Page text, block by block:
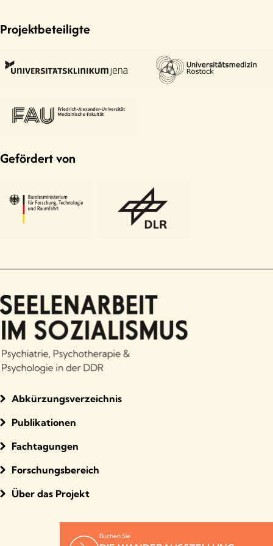
Projektbeteiligte
Gefördert von
Abkürzungsverzeichnis
Publikationen
Fachtagungen
Forschungsbereich
Über das Projekt
Buchen Sie